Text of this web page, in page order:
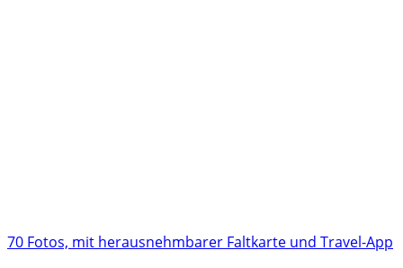
70 Fotos, mit herausnehmbarer Faltkarte und Travel-App